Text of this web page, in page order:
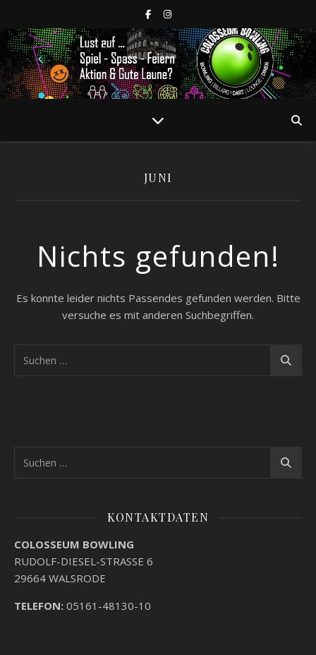
JUNI
Nichts gefunden!
Es konnte leider nichts Passendes gefunden werden. Bitte
versuche es mit anderen Suchbegriffen.
KONTAKTDATEN
COLOSSEUM BOWLING
RUDOLF-DIESEL-STRASSE 6
29664 WALSRODE
TELEFON: 05161-48130-10